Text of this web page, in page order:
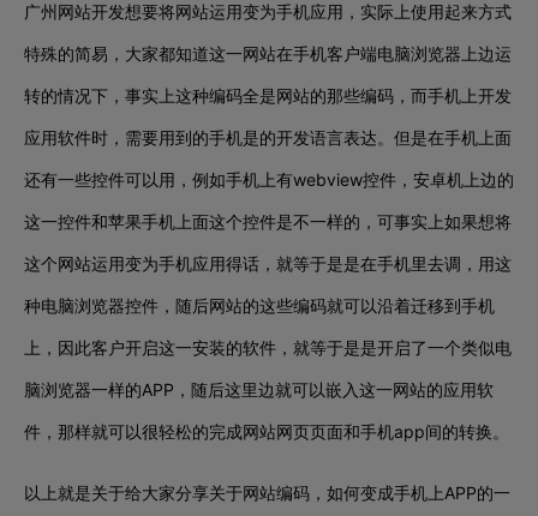
广州网站开发想要将网站运用变为手机应用，实际上使用起来方式
特殊的简易，大家都知道这一网站在手机客户端电脑浏览器上边运
转的情况下，事实上这种编码全是网站的那些编码，而手机上开发
应用软件时，需要用到的手机是的开发语言表达。但是在手机上面
还有一些控件可以用，例如手机上有webview控件，安卓机上边的
这一控件和苹果手机上面这个控件是不一样的，可事实上如果想将
这个网站运用变为手机应用得话，就等于是是在手机里去调，用这
种电脑浏览器控件，随后网站的这些编码就可以沿着迁移到手机
上，因此客户开启这一安装的软件，就等于是是开启了一个类似电
脑浏览器一样的APP，随后这里边就可以嵌入这一网站的应用软
件，那样就可以很轻松的完成网站网页页面和手机app间的转换。
以上就是关于给大家分享关于网站编码，如何变成手机上APP的一